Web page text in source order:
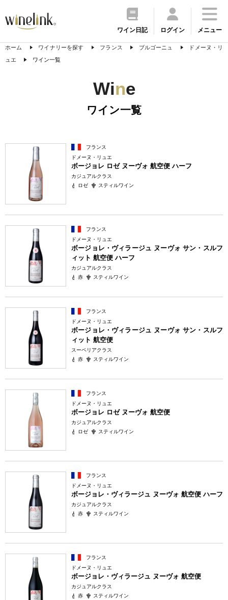
ワイン日記 ログイン メニュー
ホーム ワイナリーを探す フランス ブルゴーニュ
ドメーヌ・リ
ュエ
ワイン一覧
Wine
ワイン一覧
フランス
ドメーヌ・リュエ
ボージョレ ロゼ ヌーヴォ 航空便 ハーフ
カジュアルクラス
ロゼ
スティルワイン
フランス
ドメーヌ・リュエ
ボージョレ・ヴィラージュ ヌーヴォ サン・スルフ
ィット 航空便 ハーフ
カジュアルクラス
赤
スティルワイン
フランス
ドメーヌ・リュエ
ボージョレ・ヴィラージュ ヌーヴォ サン・スルフ
ィット 航空便
スーペリアクラス
赤
スティルワイン
フランス
ドメーヌ・リュエ
ボージョレ ロゼ ヌーヴォ 航空便
カジュアルクラス
ロゼ
スティルワイン
フランス
ドメーヌ・リュエ
ボージョレ・ヴィラージュ ヌーヴォ 航空便 ハーフ
カジュアルクラス
赤
スティルワイン
フランス
ドメーヌ・リュエ
ボージョレ・ヴィラージュ ヌーヴォ 航空便
カジュアルクラス
赤
スティルワイン